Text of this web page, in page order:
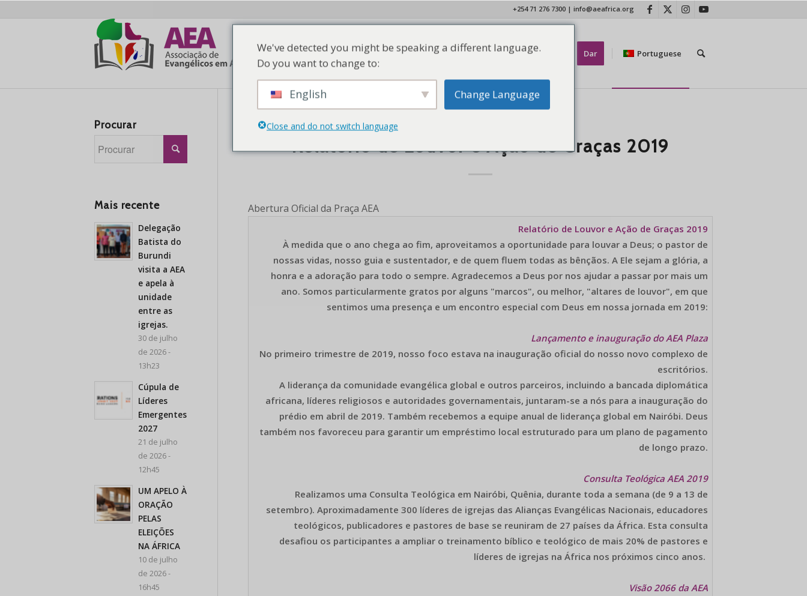
+254 71 276 7300 | info@aeafrica.org
Lar Quem Somos Nossos Membros Recursos Contate-nos Dar Portuguese
Relatório de Louvor e Ação de Graças 2019
Abertura Oficial da Praça AEA
Relatório de Louvor e Ação de Graças 2019
À medida que o ano chega ao fim, aproveitamos a oportunidade para louvar a Deus; o pastor de
nossas vidas, nosso guia e sustentador, e de quem fluem todas as bênçãos. A Ele sejam a glória, a
honra e a adoração para todo o sempre. Agradecemos a Deus por nos ajudar a passar por mais um
ano. Somos particularmente gratos por alguns "marcos", ou melhor, "altares de louvor", em que
sentimos uma presença e um encontro especial com Deus em nossa jornada em 2019:
Lançamento e inauguração do AEA Plaza
No primeiro trimestre de 2019, nosso foco estava na inauguração oficial do nosso novo complexo de
escritórios.
A liderança da comunidade evangélica global e outros parceiros, incluindo a bancada diplomática
africana, líderes religiosos e autoridades governamentais, juntaram-se a nós para a inauguração do
prédio em abril de 2019. Também recebemos a equipe anual de liderança global em Nairóbi. Deus
também nos favoreceu para garantir um empréstimo local estruturado para um plano de pagamento
de longo prazo.
Consulta Teológica AEA 2019
Realizamos uma Consulta Teológica em Nairóbi, Quênia, durante toda a semana (de 9 a 13 de
setembro). Aproximadamente 300 líderes de igrejas das Alianças Evangélicas Nacionais, educadores
teológicos, publicadores e pastores de base se reuniram de 27 países da África. Esta consulta
desafiou os participantes a ampliar o treinamento bíblico e teológico de mais 20% de pastores e
líderes de igrejas na África nos próximos cinco anos.
Visão 2066 da AEA
Procurar
Mais recente
Delegação
Batista do
Burundi
visita a AEA
e apela à
unidade
entre as
igrejas.
30 de julho
de 2026 -
13h23
Cúpula de
Líderes
Emergentes
2027
21 de julho
de 2026 -
12h45
UM APELO À
ORAÇÃO
PELAS
ELEIÇÕES
NA ÁFRICA
10 de julho
de 2026 -
16h45
We've detected you might be speaking a different language.
Do you want to change to:
English Change Language
Close and do not switch language